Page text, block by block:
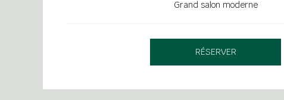
Grand salon moderne
RÉSERVER